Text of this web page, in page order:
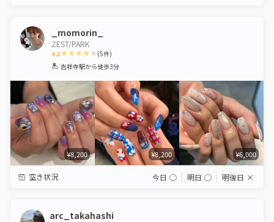
_momorin_
ZEST/PARK
4.2
1 2 3 4 5
(5件)
吉祥寺駅から徒歩3分
¥8,200 ¥8,200 ¥6,000
空き状況 今日 ◯ 明日 ◯ 明後日 ×
arc_takahashi